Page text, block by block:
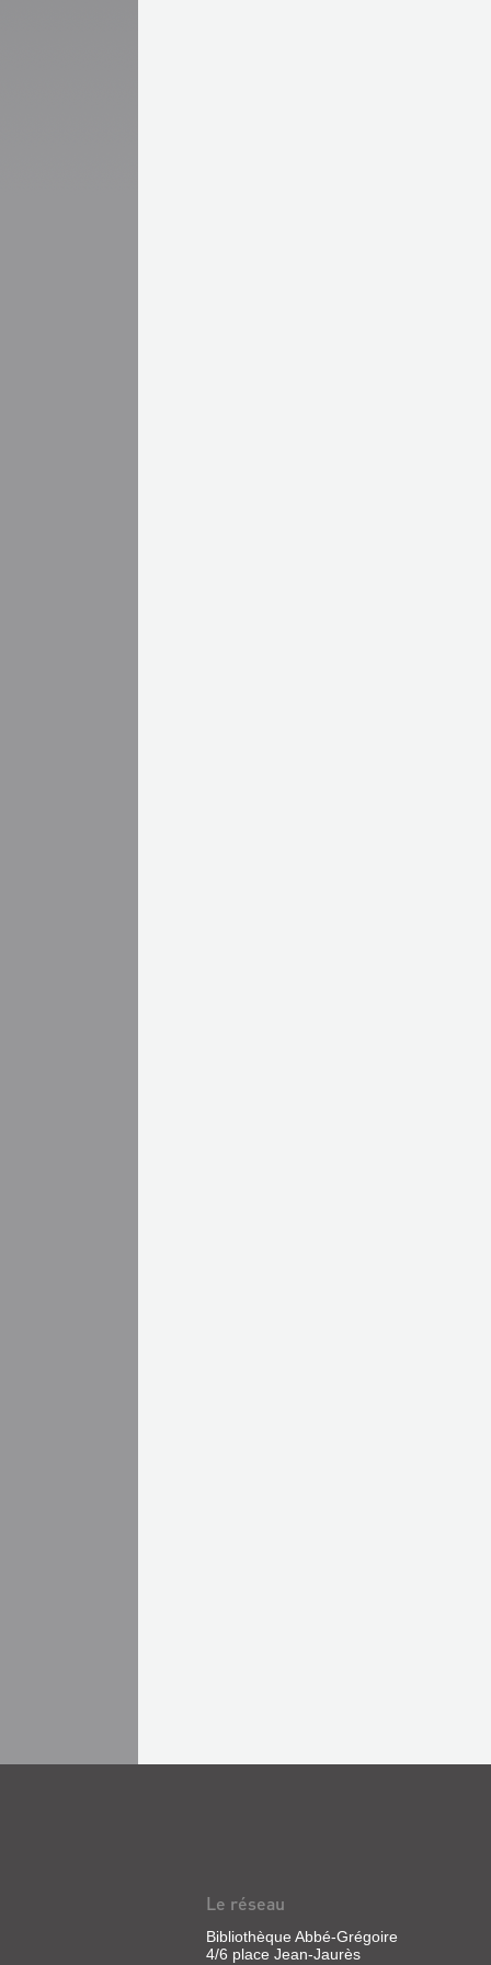
Le réseau
Bibliothèque Abbé-Grégoire
4/6 place Jean-Jaurès